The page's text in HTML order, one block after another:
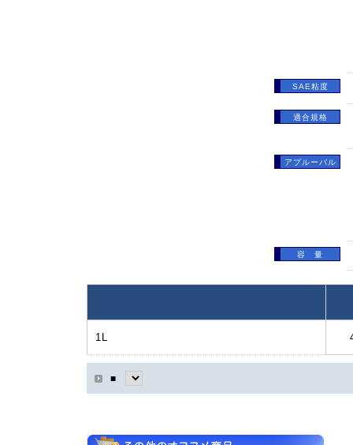
SAE粘度
適合規格
アプルーバル
容 量
1L
■